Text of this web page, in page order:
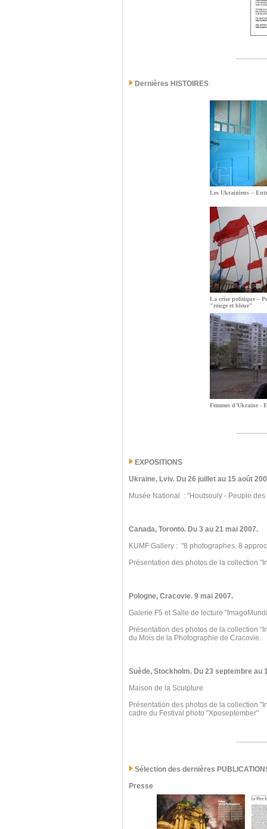
Dernières HISTOIRES
Les Ukrainiens –
La crise politique –
"rouge et bleue"
Femmes d’Ukraine -
EXPOSITIONS
Ukraine, Lviv. Du 26 juillet au 15 août
Musée National : "Houtsouly - Peuple
Canada, Toronto. Du 3 au 21 mai 2007.
KUMF Gallery : "8 photographes, 8
Présentation des photos de la collection
Pologne, Cracovie. 9 mai 2007.
Galerie F5 et Salle de lecture
Présentation des photos de la collection
du Mois de la Photographie de Cracovie.
Suède, Stockholm. Du 23 septembre au
Maison de la Sculpture
Présentation des photos de la collection
cadre du Festival photo "Xposeptember"
Sélection des dernières
Presse